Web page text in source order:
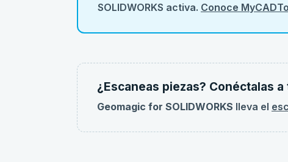
SOLIDWORKS activa. Conoce
¿Escaneas piezas? Conéctalas a
Geomagic for SOLIDWORKS lleva el